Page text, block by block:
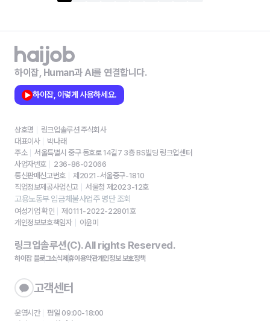
하이잡, Human과 AI를 연결합니다.
하이잡, 이렇게 사용하세요.
상호명
링크업솔루션 주식회사
대표이사
박나래
주소
서울특별시 중구 동호로 14길7 3층 BS빌딩 링크업센터
사업자번호
236-86-02066
통신판매신고번호
제2021-서울중구-1810
직업정보제공사업신고
서울청 제2023-12호
고용노동부 임금체불사업주 명단 조회
여성기업 확인
제0111-2022-22801호
개인정보보호책임자
이윤미
링크업솔루션(C). All rights Reserved.
하이잡 블로그소식제휴이용약관개인정보 보호정책
고객센터
운영시간
평일 09:00-18:00